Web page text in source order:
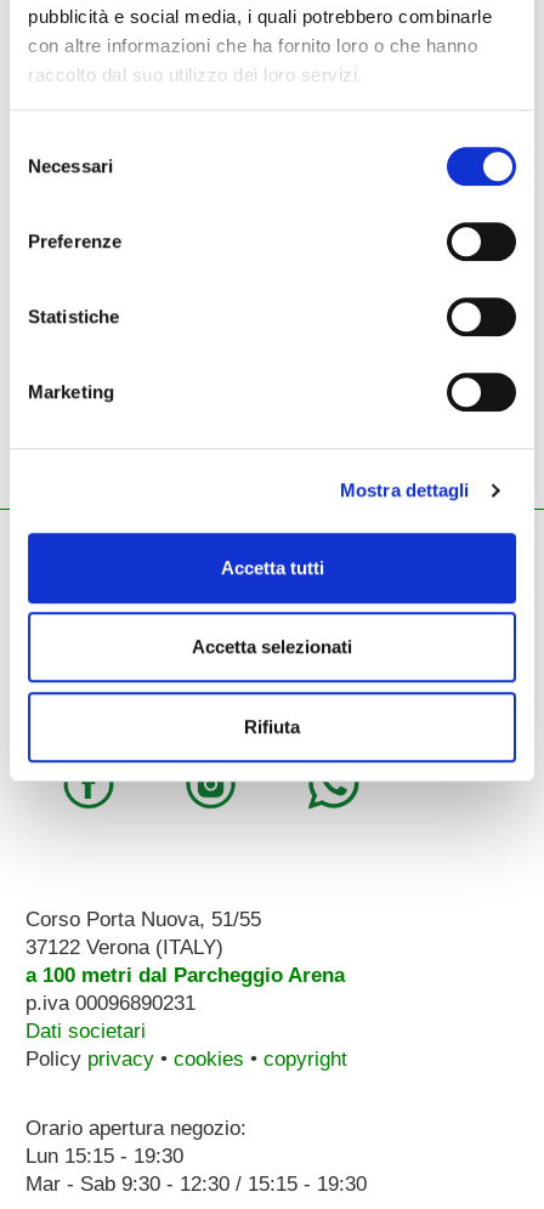
pubblicità e social media, i quali potrebbero combinarle
con altre informazioni che ha fornito loro o che hanno
raccolto dal suo utilizzo dei loro servizi.
delNecessari
Preferenze
Statistiche
Marketing
Mostra dettagli
Accetta tutti
Accetta selezionati
Rifiuta
ACCESSORI
Pianoforti - Strumenti musicali
Tel.045.8002780/ Fax 045.8012858
zecchini@pec.it
whatsapp:3896251810
Corso Porta Nuova, 51/55
37122 Verona (ITALY)
a 100 metri dal Parcheggio Arena
p.iva 00096890231
Dati societari
Policy privacy• cookies • copyright
Orario apertura negozio:
Lun 15:15 - 19:30
Mar - Sab 9:30 - 12:30 / 15:15 - 19:30